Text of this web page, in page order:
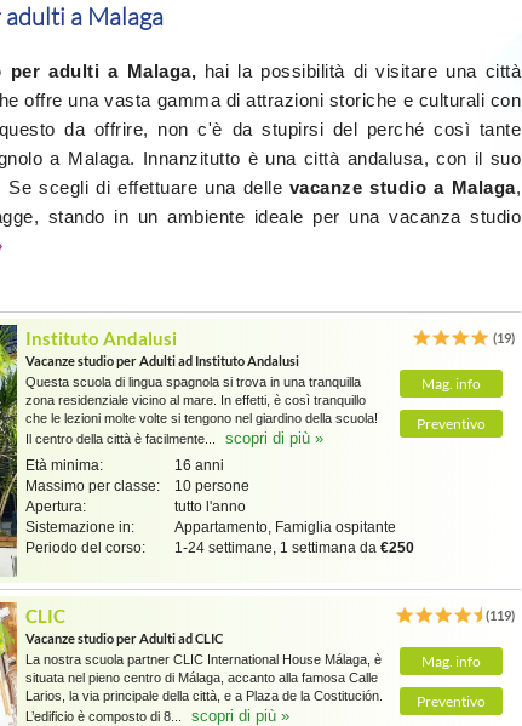
a Malaga
per adulti a Malaga, hai la possibilità di visitare una città
offre una vasta gamma di attrazioni storiche e culturali con
da offrire, non c'è da stupirsi del perché così tante
a Malaga. Innanzitutto è una città andalusa, con il suo
scegli di effettuare una delle vacanze studio a Malaga,
stando in un ambiente ideale per una vacanza studio
Instituto Andalusi
(19)
Vacanze studio per Adulti ad Instituto Andalusi
Mag. info
Preventivo
Questa scuola di lingua spagnola si trova in una tranquilla
zona residenziale vicino al mare. In effetti, è così tranquillo
che le lezioni molte volte si tengono nel giardino della scuola!
Il centro della città è facilmente...
scopri di più »
Età minima:
16 anni
Massimo per classe:
10 persone
Apertura:
tutto l'anno
Sistemazione in:
Appartamento, Famiglia ospitante
Periodo del corso:
1-24 settimane, 1 settimana da €250
CLIC
(119)
Vacanze studio per Adulti ad CLIC
Mag. info
Preventivo
La nostra scuola partner CLIC International House Málaga, è
situata nel pieno centro di Málaga, accanto alla famosa Calle
Larios, la via principale della città, e a Plaza de la Costitución.
L’edificio è composto di 8...
scopri di più »